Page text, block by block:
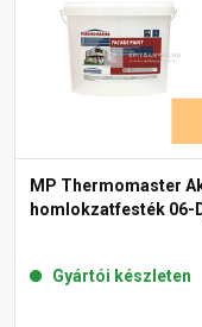
MP Thermomaster
homlokzatfesték 06-
Gyártói készleten